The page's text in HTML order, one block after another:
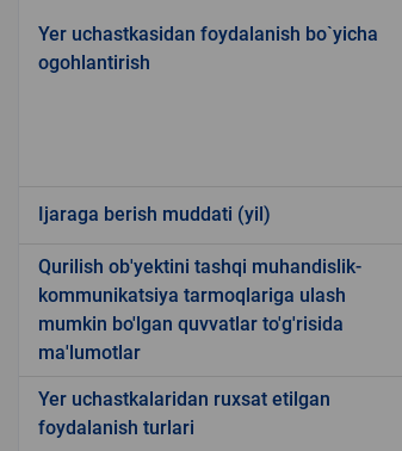
Yer uchastkasidan foydalanish bo`yicha
ogohlantirish
Ijaraga berish muddati (yil)
Qurilish ob'yektini tashqi muhandislik-
kommunikatsiya tarmoqlariga ulash
mumkin bo'lgan quvvatlar to'g'risida
ma'lumotlar
Yer uchastkalaridan ruxsat etilgan
foydalanish turlari